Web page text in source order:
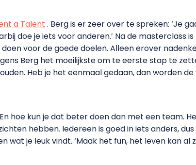
a Talent . Berg is er zeer over te spreken: ‘Je
doe je iets voor anderen.’ Na de masterclass
voor de goede doelen. Alleen erover
Berg het moeilijkste om te eerste stap te
Heb je het eenmaal gedaan, dan worden
hoe kun je dat beter doen dan met een team.
hebben. Iedereen is goed in iets anders,
je leuk vindt. ‘Maak het fun, het leven kan al